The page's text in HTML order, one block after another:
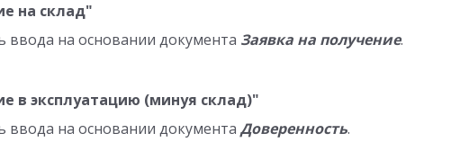
на склад"
ввода на основании документа Заявка на получение.
в эксплуатацию (минуя склад)"
ввода на основании документа Доверенность.